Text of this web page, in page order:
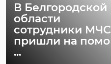
В Белгородской
области
сотрудники МЧС
пришли на помо
...